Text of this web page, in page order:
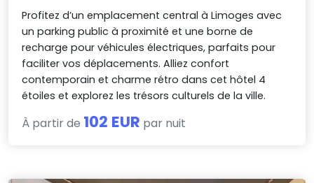
Profitez d’un emplacement central à Limoges avec
un parking public à proximité et une borne de
recharge pour véhicules électriques, parfaits pour
faciliter vos déplacements. Alliez confort
contemporain et charme rétro dans cet hôtel 4
étoiles et explorez les trésors culturels de la ville.
À partir de 102 EUR par nuit